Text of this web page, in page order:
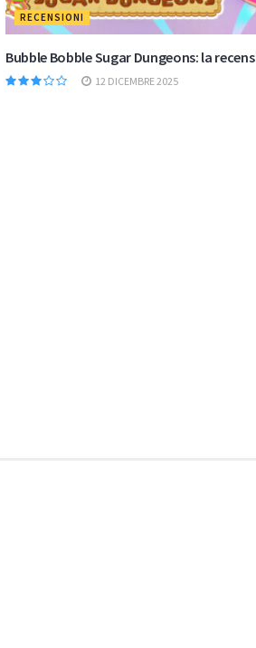
RECENSIONI
Bubble Bobble Sugar Dungeons: la
12 DICEMBRE 2025